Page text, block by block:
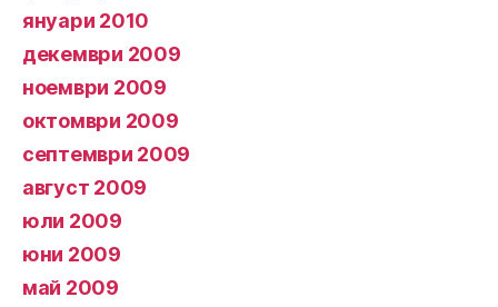
януари 2010
декември 2009
ноември 2009
октомври 2009
септември 2009
август 2009
юли 2009
юни 2009
май 2009